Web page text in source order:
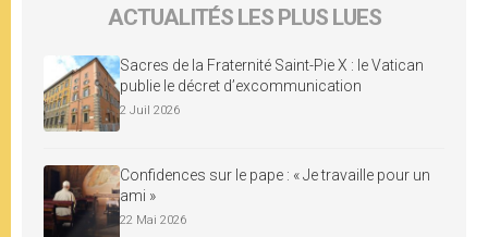
ACTUALITÉS LES PLUS LUES
Sacres de la Fraternité Saint-Pie X : le Vatican
publie le décret d’excommunication
2 Juil 2026
Confidences sur le pape : « Je travaille pour un
ami »
22 Mai 2026